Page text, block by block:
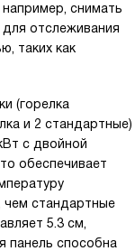
снимать
отслеживания
таких как
(горелка
и 2 стандартные)
с двойной
обеспечивает
чем стандартные
5.3 см,
панель способна